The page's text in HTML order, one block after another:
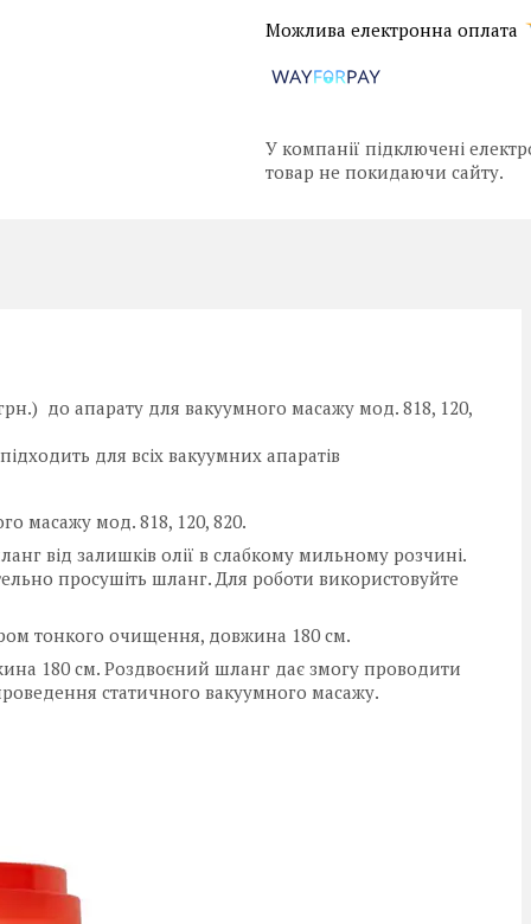
У компанії підключені
товар не покидаючи сайту.
до апарату для вакуумного масажу мод. 818, 120,
всіх вакуумних апаратів
масажу мод. 818, 120, 820.
від залишків олії в слабкому мильному розчині.
просушіть шланг. Для роботи використовуйте
тонкого очищення, довжина 180 см.
180 см. Роздвоєний шланг дає змогу проводити
статичного вакуумного масажу.